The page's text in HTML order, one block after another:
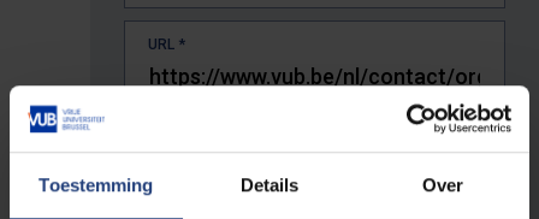
Toestemming Details Over
URL *
De volledige URL van de pagina waar je de fout zag.